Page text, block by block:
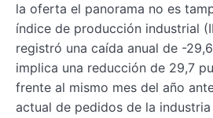
la oferta el panorama no es
índice de producción industrial
registró una caída anual de -
implica una reducción de 29,7
frente al mismo mes del año
actual de pedidos de la